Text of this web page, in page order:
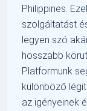
Philippines.
szolgáltatást
legyen szó
hosszabb
Platformunk
különböző
az igényeinek